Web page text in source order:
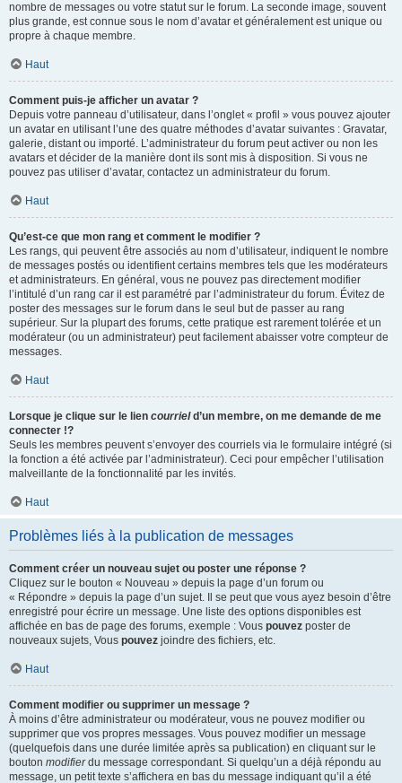
nombre de messages ou votre statut sur le forum. La seconde image, souvent
plus grande, est connue sous le nom d’avatar et généralement est unique ou
propre à chaque membre.
Haut
Comment puis-je afficher un avatar ?
Depuis votre panneau d’utilisateur, dans l’onglet « profil » vous pouvez ajouter
un avatar en utilisant l’une des quatre méthodes d’avatar suivantes : Gravatar,
galerie, distant ou importé. L’administrateur du forum peut activer ou non les
avatars et décider de la manière dont ils sont mis à disposition. Si vous ne
pouvez pas utiliser d’avatar, contactez un administrateur du forum.
Haut
Qu’est-ce que mon rang et comment le modifier ?
Les rangs, qui peuvent être associés au nom d’utilisateur, indiquent le nombre
de messages postés ou identifient certains membres tels que les modérateurs
et administrateurs. En général, vous ne pouvez pas directement modifier
l’intitulé d’un rang car il est paramétré par l’administrateur du forum. Évitez de
poster des messages sur le forum dans le seul but de passer au rang
supérieur. Sur la plupart des forums, cette pratique est rarement tolérée et un
modérateur (ou un administrateur) peut facilement abaisser votre compteur de
messages.
Haut
Lorsque je clique sur le lien courrield’un membre, on me demande de me
connecter !?
Seuls les membres peuvent s’envoyer des courriels via le formulaire intégré (si
la fonction a été activée par l’administrateur). Ceci pour empêcher l’utilisation
malveillante de la fonctionnalité par les invités.
Haut
Problèmes liés à la publication de messages
Comment créer un nouveau sujet ou poster une réponse ?
Cliquez sur le bouton « Nouveau » depuis la page d’un forum ou
« Répondre » depuis la page d’un sujet. Il se peut que vous ayez besoin d’être
enregistré pour écrire un message. Une liste des options disponibles est
affichée en bas de page des forums, exemple : Vous pouvez poster de
nouveaux sujets, Vous pouvez joindre des fichiers, etc.
Haut
Comment modifier ou supprimer un message ?
À moins d’être administrateur ou modérateur, vous ne pouvez modifier ou
supprimer que vos propres messages. Vous pouvez modifier un message
(quelquefois dans une durée limitée après sa publication) en cliquant sur le
bouton modifierdu message correspondant. Si quelqu’un a déjà répondu au
message, un petit texte s’affichera en bas du message indiquant qu’il a été